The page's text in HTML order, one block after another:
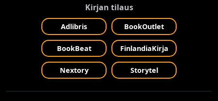
Kirjan tilaus
Adlibris BookOutlet
BookBeat FinlandiaKirja
Nextory Storytel